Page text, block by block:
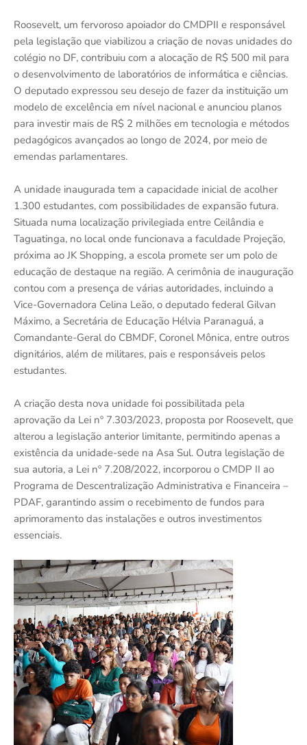
Roosevelt, um fervoroso apoiador do CMDPII e responsável
pela legislação que viabilizou a criação de novas unidades do
colégio no DF, contribuiu com a alocação de R$ 500 mil para
o desenvolvimento de laboratórios de informática e ciências.
O deputado expressou seu desejo de fazer da instituição um
modelo de excelência em nível nacional e anunciou planos
para investir mais de R$ 2 milhões em tecnologia e métodos
pedagógicos avançados ao longo de 2024, por meio de
emendas parlamentares.
A unidade inaugurada tem a capacidade inicial de acolher
1.300 estudantes, com possibilidades de expansão futura.
Situada numa localização privilegiada entre Ceilândia e
Taguatinga, no local onde funcionava a faculdade Projeção,
próxima ao JK Shopping, a escola promete ser um polo de
educação de destaque na região. A cerimônia de inauguração
contou com a presença de várias autoridades, incluindo a
Vice-Governadora Celina Leão, o deputado federal Gilvan
Máximo, a Secretária de Educação Hélvia Paranaguá, a
Comandante-Geral do CBMDF, Coronel Mônica, entre outros
dignitários, além de militares, pais e responsáveis pelos
estudantes.
A criação desta nova unidade foi possibilitada pela
aprovação da Lei nº 7.303/2023, proposta por Roosevelt, que
alterou a legislação anterior limitante, permitindo apenas a
existência da unidade-sede na Asa Sul. Outra legislação de
sua autoria, a Lei nº 7.208/2022, incorporou o CMDP II ao
Programa de Descentralização Administrativa e Financeira –
PDAF, garantindo assim o recebimento de fundos para
aprimoramento das instalações e outros investimentos
essenciais.